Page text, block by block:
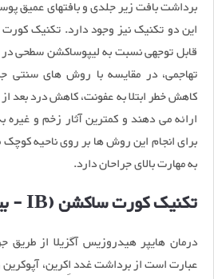
برداشت بافت زیر جلدی و بافتهای عمیق
این دو تکنیک نیز وجود دارد. تکنیک
قابل توجهی نسبت به لیپوساکشن سطحی
تهاجمی، در مقایسه با روش های سنتی
کاهش خطر ابتلا به عفونت، کاهش درد بعد
ارائه می دهند و کمترین آثار زخم و غیره
برای انجام این روش ها بر روی ناحیه کوچک
به مهارت بالای جراحان دارد.
تکنیک کورت ساکشن (IB - بیسبال / بِچارا)
درمان هایپر هیدروزیس آگزیلا از
عبارت است از برداشت غدد اِکرین،